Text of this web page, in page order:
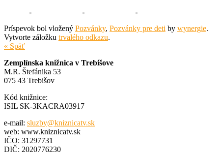
Príspevok bol vložený Pozvánky, Pozvánky pre deti by wynergie.
Vytvorte záložku trvalého odkazu.
« Späť
Zemplínska knižnica v Trebišove
M.R. Štefánika 53
075 43 Trebišov
Kód knižnice:
ISIL SK-3KACRA03917
e-mail: sluzby@kniznicatv.sk
web: www.kniznicatv.sk
IČO: 31297731
DIČ: 2020776230